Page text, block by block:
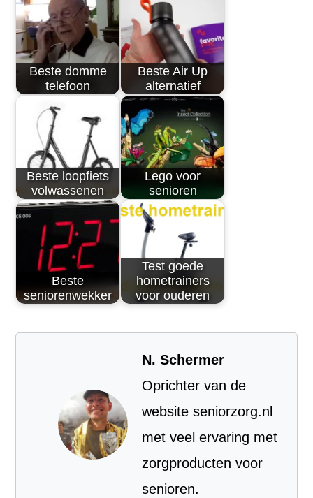
Beste domme
telefoon
Beste Air Up
alternatief
Beste loopfiets
volwassenen
Lego voor
senioren
Beste
seniorenwekker
Test goede
hometrainers
voor ouderen
N. Schermer
Oprichter van de
website seniorzorg.nl
met veel ervaring met
zorgproducten voor
senioren.